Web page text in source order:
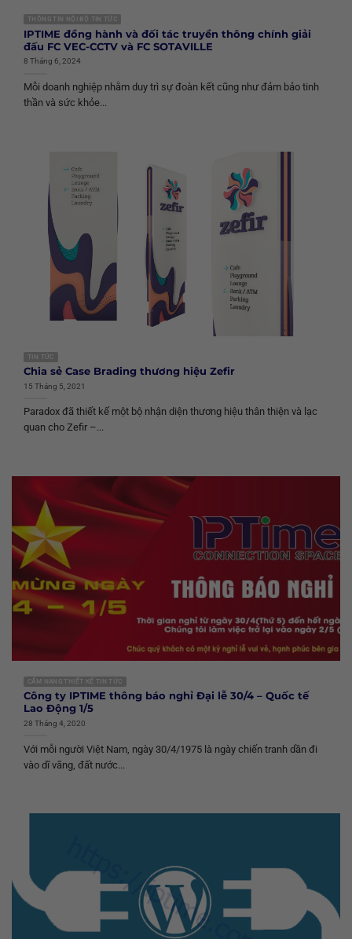
THÔNG TIN NỘI BỘ TIN TỨC
IPTIME đồng hành và đối tác truyền thông chính giải
đấu FC VEC-CCTV và FC SOTAVILLE
8 Tháng 6, 2024
Mỗi doanh nghiệp nhằm duy trì sự đoàn kết cũng như đảm bảo tinh
thần và sức khỏe...
TIN TỨC
Chia sẻ Case Brading thương hiệu Zefir
15 Tháng 5, 2021
Paradox đã thiết kế một bộ nhận diện thương hiệu thân thiện và lạc
quan cho Zefir –...
CẨM NANG THIẾT KẾ TIN TỨC
Công ty IPTIME thông báo nghỉ Đại lễ 30/4 – Quốc tế
Lao Động 1/5
28 Tháng 4, 2020
Với mỗi người Việt Nam, ngày 30/4/1975 là ngày chiến tranh dần đi
vào dĩ vãng, đất nước...